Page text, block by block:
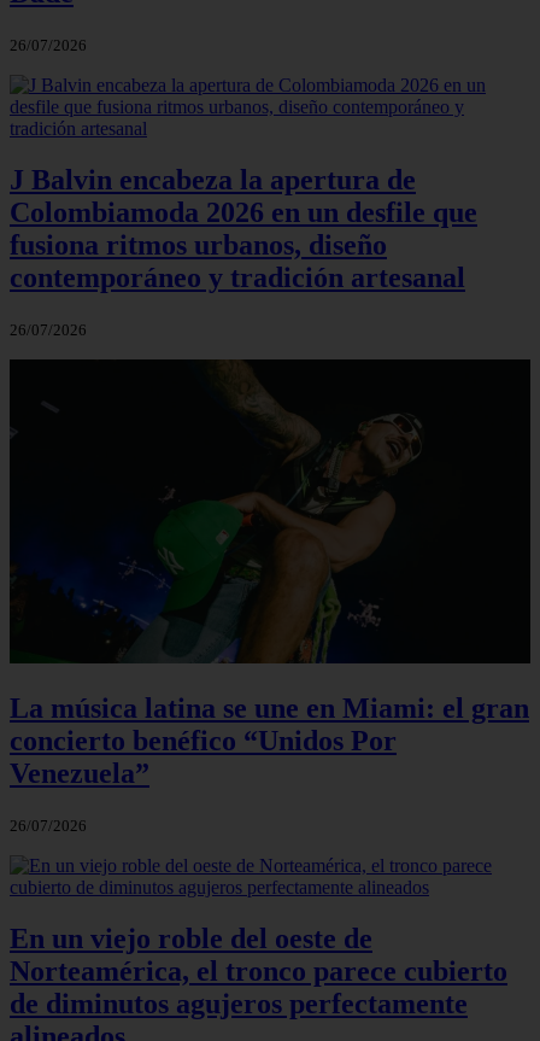
26/07/2026
J Balvin encabeza la apertura de
Colombiamoda 2026 en un desfile que
fusiona ritmos urbanos, diseño
contemporáneo y tradición artesanal
26/07/2026
La música latina se une en Miami: el gran
concierto benéfico “Unidos Por
Venezuela”
26/07/2026
En un viejo roble del oeste de
Norteamérica, el tronco parece cubierto
de diminutos agujeros perfectamente